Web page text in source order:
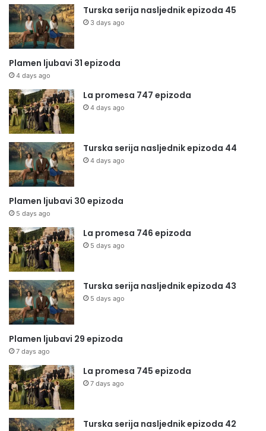
Turska serija nasljednik epizoda 45
3 days ago
Plamen ljubavi 31 epizoda
4 days ago
La promesa 747 epizoda
4 days ago
Turska serija nasljednik epizoda 44
4 days ago
Plamen ljubavi 30 epizoda
5 days ago
La promesa 746 epizoda
5 days ago
Turska serija nasljednik epizoda 43
5 days ago
Plamen ljubavi 29 epizoda
7 days ago
La promesa 745 epizoda
7 days ago
Turska serija nasljednik epizoda 42